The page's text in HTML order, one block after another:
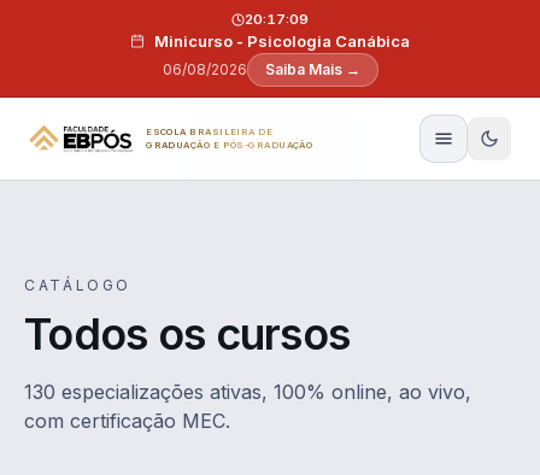
Minicurso - Psicologia Canábica
06/08/2026
20:17:08
Saiba Mais →
ESCOLA BRASILEIRA DE
GRADUAÇÃO E PÓS-GRADUAÇÃO
CATÁLOGO
Todos os cursos
130 especializações ativas, 100% online, ao vivo,
com certificação MEC.